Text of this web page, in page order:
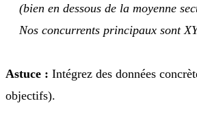
(bien en dessous de la moyenne
Nos concurrents principaux sont
Astuce : Intégrez des données
objectifs).